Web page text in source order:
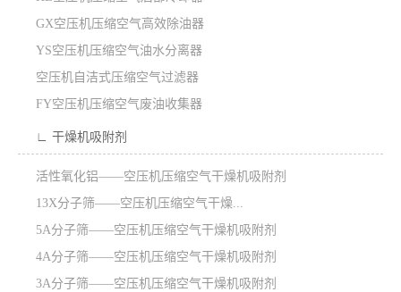
GX空压机压缩空气高效除油器
YS空压机压缩空气油水分离器
空压机自洁式压缩空气过滤器
FY空压机压缩空气废油收集器
∟ 干燥机吸附剂
活性氧化铝——空压机压缩空气干燥机吸附剂
13X分子筛——空压机压缩空气干燥...
5A分子筛——空压机压缩空气干燥机吸附剂
4A分子筛——空压机压缩空气干燥机吸附剂
3A分子筛——空压机压缩空气干燥机吸附剂